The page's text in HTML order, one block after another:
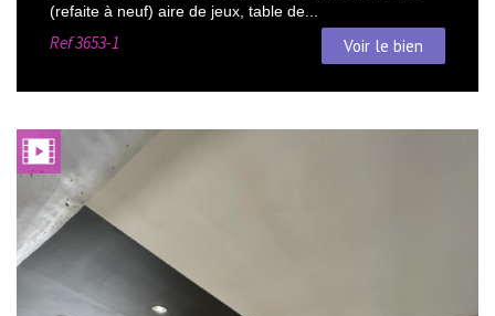
(refaite à neuf) aire de jeux, table de...
Ref3653-1 Voir le bien